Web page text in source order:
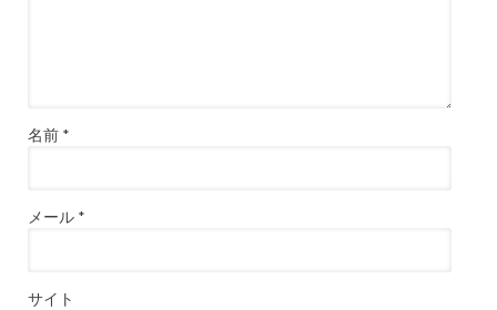
名前 *
メール *
サイト